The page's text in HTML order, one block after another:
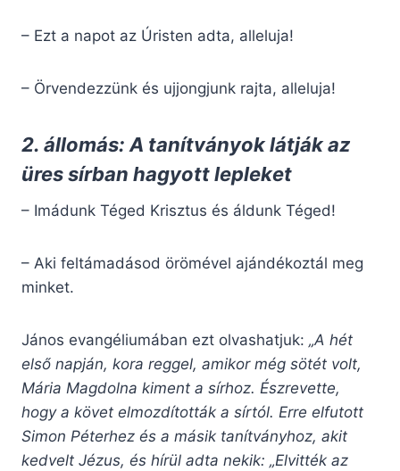
– Ezt a napot az Úristen adta, alleluja!
– Örvendezzünk és ujjongjunk rajta, alleluja!
2. állomás: A tanítványok látják az
üres sírban hagyott lepleket
– Imádunk Téged Krisztus és áldunk Téged!
– Aki feltámadásod örömével ajándékoztál meg
minket.
János evangéliumában ezt olvashatjuk: „A hét
első napján, kora reggel, amikor még sötét volt,
Mária Magdolna kiment a sírhoz. Észrevette,
hogy a követ elmozdították a sírtól. Erre elfutott
Simon Péterhez és a másik tanítványhoz, akit
kedvelt Jézus, és hírül adta nekik: „Elvitték az